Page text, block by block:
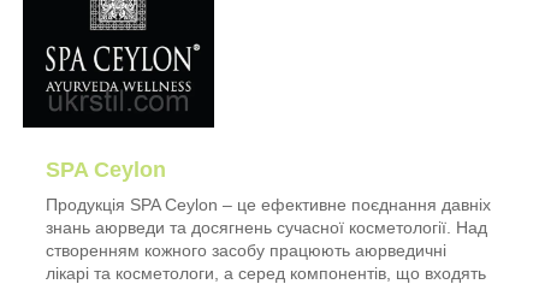
SPA Ceylon
Продукція SPA Ceylon – це ефективне поєднання давніх
знань аюрведи та досягнень сучасної косметології. Над
створенням кожного засобу працюють аюрведичні
лікарі та косметологи, а серед компонентів, що входять